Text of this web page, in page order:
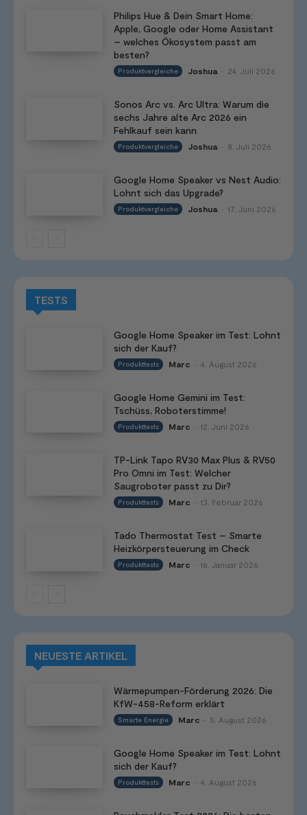
Philips Hue & Dein Smart Home:
Apple, Google oder Home Assistant
– welches Ökosystem passt am
besten?
Produktvergleiche Joshua 24. Juli 2026
Sonos Arc vs. Arc Ultra: Warum die
sechs Jahre alte Arc 2026 ein
Fehlkauf sein kann
Produktvergleiche Joshua 8. Juli 2026
Google Home Speaker vs Nest Audio:
Lohnt sich das Upgrade?
Produktvergleiche Joshua 17. Juni 2026
TESTS
Google Home Speaker im Test: Lohnt
sich der Kauf?
Produkttests Marc 4. August 2026
Google Home Gemini im Test:
Tschüss, Roboterstimme!
Produkttests Marc 12. Juni 2026
TP-Link Tapo RV30 Max Plus & RV50
Pro Omni im Test: Welcher
Saugroboter passt zu Dir?
Produkttests Marc 13. Februar 2026
Tado Thermostat Test – Smarte
Heizkörpersteuerung im Check
Produkttests Marc 16. Januar 2026
NEUESTE ARTIKEL
Wärmepumpen-Förderung 2026: Die
KfW-458-Reform erklärt
Smarte Energie Marc 5. August 2026
Google Home Speaker im Test: Lohnt
sich der Kauf?
Produkttests Marc 4. August 2026